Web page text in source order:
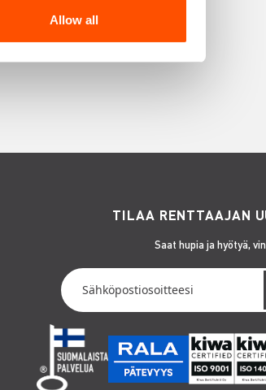
Allow all
TILAA RENTTAAJAN
Saat hupia ja hyötyä,